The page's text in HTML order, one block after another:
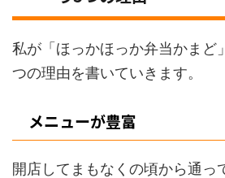
私が「ほっかほっか弁当かまど
つの理由を書いていきます。
メニューが豊富
開店してまもなくの頃から通っ